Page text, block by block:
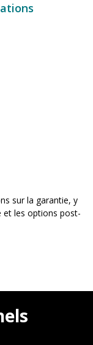
sur la garantie, y
et les options post-